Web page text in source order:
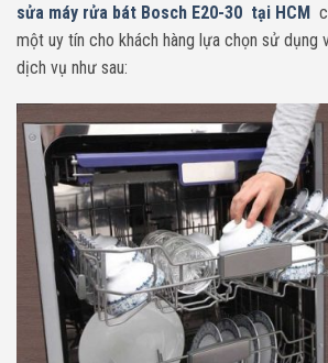
sửa máy rửa bát Bosch E20-30 tại HCM
một uy tín cho khách hàng lựa chọn sử dụng
dịch vụ như sau: